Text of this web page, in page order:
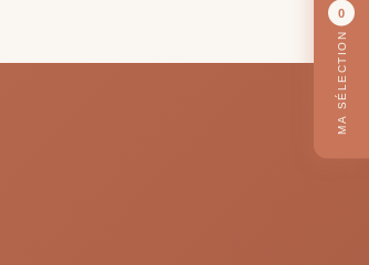
0
MA SÉLECTION